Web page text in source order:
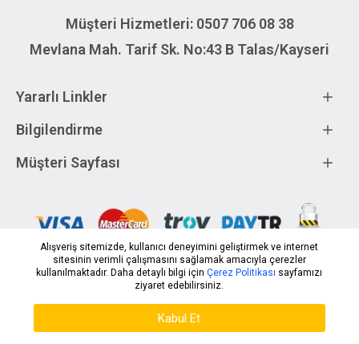
Müşteri Hizmetleri: 0507 706 08 38
Mevlana Mah. Tarif Sk. No:43 B Talas/Kayseri
Yararlı Linkler
Bilgilendirme
Müşteri Sayfası
Bi Dünya Tedarik |Themedya Dijital Medya Ajansı
Alışveriş sitemizde, kullanıcı deneyimini geliştirmek ve internet
sitesinin verimli çalışmasını sağlamak amacıyla çerezler
kullanılmaktadır. Daha detaylı bilgi içinÇerez Politikası sayfamızı
ziyaret edebilirsiniz.
Kabul Et